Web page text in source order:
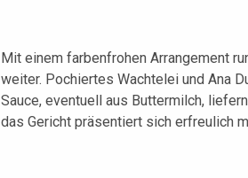
Mit einem farbenfrohen Arrangement
weiter. Pochiertes Wachtelei und Ana
Sauce, eventuell aus Buttermilch,
das Gericht präsentiert sich erfreulich